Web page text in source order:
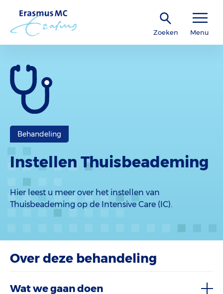
Zoeken Menu
Behandeling
Instellen Thuisbeademing
Hier leest u meer over het instellen van
Thuisbeademing op de Intensive Care (IC).
Over deze behandeling
Wat we gaan doen